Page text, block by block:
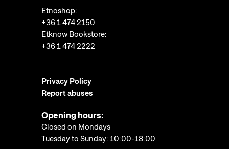
Etnoshop:
+36 1 474 2150
Etknow Bookstore:
+36 1 474 2222
Privacy Policy
Report abuses
Opening hours:
Closed on Mondays
Tuesday to Sunday: 10:00-18:00